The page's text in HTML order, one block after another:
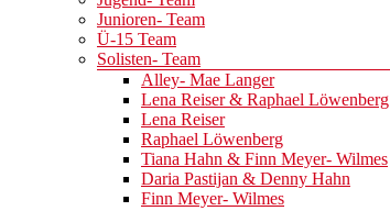
Junioren- Team
Ü-15 Team
Solisten- Team
Alley- Mae Langer
Lena Reiser & Raphael Löwenberg
Lena Reiser
Raphael Löwenberg
Tiana Hahn & Finn Meyer- Wilmes
Daria Pastijan & Denny Hahn
Finn Meyer- Wilmes